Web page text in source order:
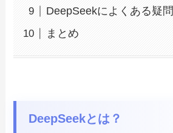
DeepSeekによくある疑問
まとめ
DeepSeekとは？